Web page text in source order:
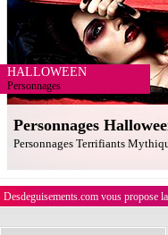
HALLOWEEN
Personnages
Personnages
Personnages Terrifiants
Desdeguisements.com vous propose